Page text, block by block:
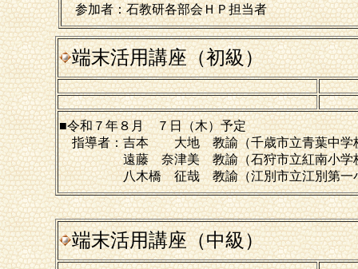
端末活用講座（初級）
■令和７年８月 ７日（木）予定
指導者：吉本 大地 教諭（千歳市立青葉中学
遠藤 奈津美 教諭（石狩市立紅南小学
八木橋 征哉 教諭（江別市立江別第一小
参加者：石教研各部会ＨＰ担当者
端末活用講座（中級）